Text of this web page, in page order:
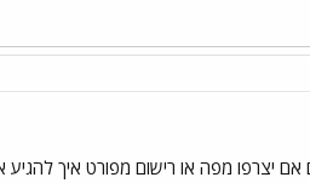
אם יצרפו מפה או רישום מפורט איך